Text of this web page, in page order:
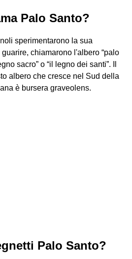
Palo Santo?
sperimentarono la sua
chiamarono l'albero “palo
sacro” o “il legno dei santi”. Il
albero che cresce nel Sud della
è bursera graveolens.
Palo Santo?